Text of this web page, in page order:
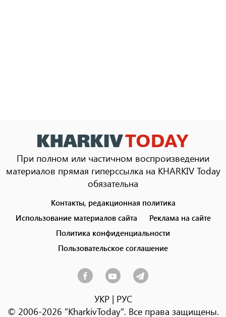
При полном или частичном воспроизведении
материалов прямая гиперссылка на KHARKIV Today
обязательна
menu
Контакты, редакционная политика
Использование материалов сайта
Реклама на сайте
Политика конфиденциальности
Пользовательское соглашение
УКР| РУС
© 2006-2026 "KharkivToday". Все права защищены.